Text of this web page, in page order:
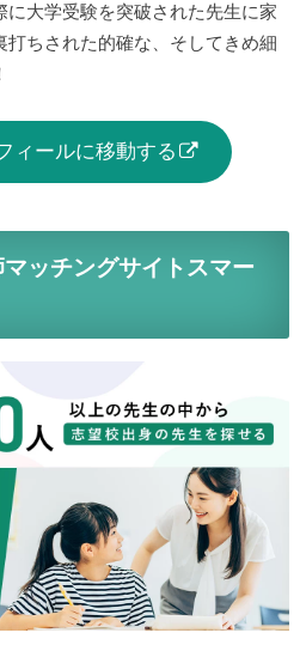
に大学受験を突破された先生に家
ちされた的確な、そしてきめ細
ィールに移動する
ッチングサイトスマー